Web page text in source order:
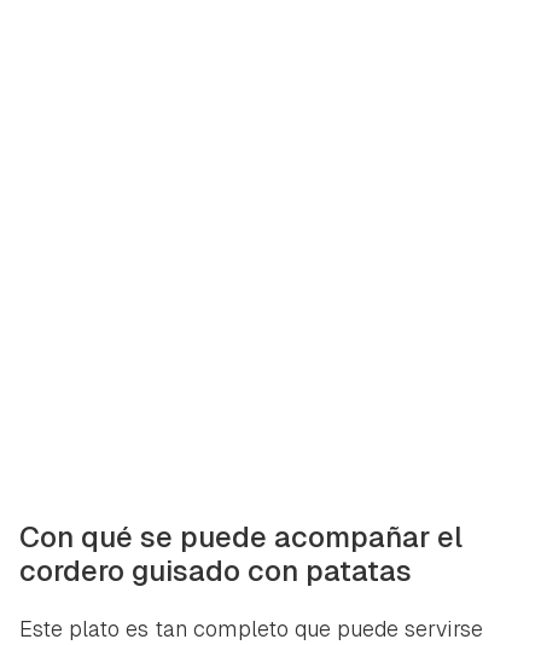
Con qué se puede acompañar el
cordero guisado con patatas
Este plato es tan completo que puede servirse